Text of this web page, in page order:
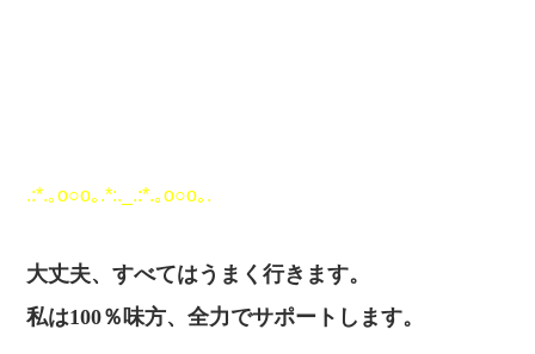
.:*.｡o○o｡.*:._.:*.｡o○o｡.
大丈夫、すべてはうまく行きます。
私は100％味方、全力でサポートします。